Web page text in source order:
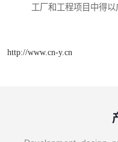
工厂和工程项目中得以
http://www.cn-y.cn